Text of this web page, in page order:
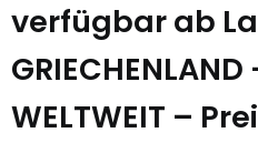
verfügbar ab
GRIECHENLAND
WELTWEIT –